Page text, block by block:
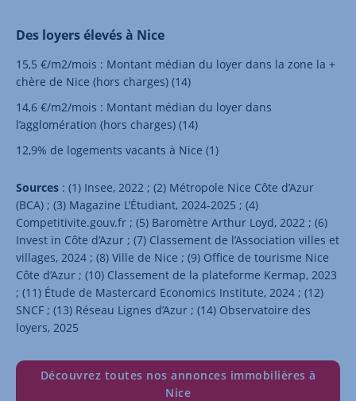
Des loyers élevés à Nice
15,5 €/m2/mois : Montant médian du loyer dans la zone la +
chère de Nice (hors charges) (14)
14,6 €/m2/mois : Montant médian du loyer dans
l’agglomération (hors charges) (14)
12,9% de logements vacants à Nice (1)
Sources : (1) Insee, 2022 ; (2) Métropole Nice Côte d’Azur
(BCA) ; (3) Magazine L’Étudiant, 2024-2025 ; (4)
Competitivite.gouv.fr ; (5) Baromètre Arthur Loyd, 2022 ; (6)
Invest in Côte d’Azur ; (7) Classement de l’Association villes et
villages, 2024 ; (8) Ville de Nice ; (9) Office de tourisme Nice
Côte d’Azur ; (10) Classement de la plateforme Kermap, 2023
; (11) Étude de Mastercard Economics Institute, 2024 ; (12)
SNCF ; (13) Réseau Lignes d’Azur ; (14) Observatoire des
loyers, 2025
Découvrez toutes nos annonces immobilières à
Nice